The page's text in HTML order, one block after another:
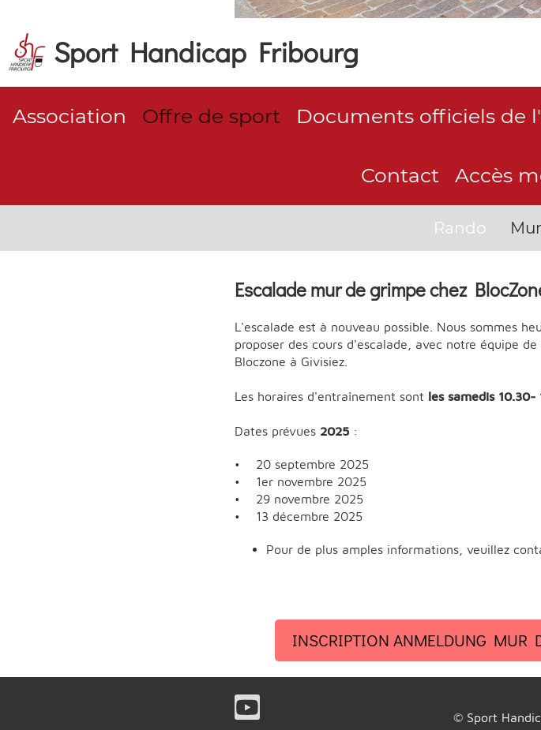
Sport Handicap Fribourg
Association Offre de sport Documents officiels de
Contact Accès
Rando
Escalade mur de grimpe chez
L'escalade est à nouveau possible. Nous sommes
proposer des cours d'escalade, avec notre équipe
Bloczone à Givisiez.
Les horaires d'entraînement sont les samedis 10.30-
Dates prévues 2025 :
• 20 septembre 2025
• 1er novembre 2025
• 29 novembre 2025
• 13 décembre 2025
Pour de plus amples informations, veuillez
INSCRIPTION ANMELDUNG MUR
© Sport